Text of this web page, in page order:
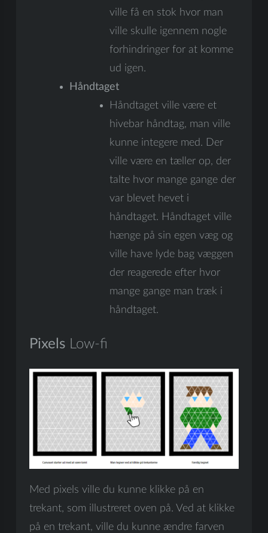
ville få en stok hvor man
ville skulle igennem nogle
forhindringer for at komme
ud igen.
Håndtaget
Håndtaget ville være et
hivebar håndtag, man ville
kunne integere med. Der
ville være en tæller op, der
talte hvor mange gange der
var blevet hevet i
håndtaget. Håndtaget ville
hænge på sin egen væg og
ville have lyde bag væggen
der reagerede efter hvor
mange gange man træk i
håndtaget.
Pixels Low-fi
Med pixels ville du kunne klikke på en
trekant, som illustreret oven på. Ved at klikke
på en trekant, ville du kunne ændre farven